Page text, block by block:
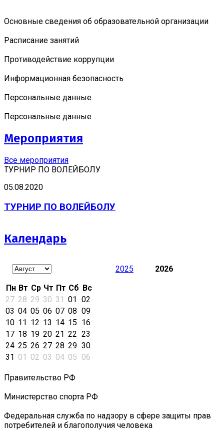
Основные сведения об образовательной организации
Расписание занятий
Противодействие коррупции
Информационная безопасность
Персональные данные
Персональные данные
Мероприятия
Все мероприятия
ТУРНИР ПО ВОЛЕЙБОЛУ
05.08.2020
ТУРНИР ПО ВОЛЕЙБОЛУ
Календарь
2025 2026
Пн Вт Ср Чт Пт Сб Вс
27 28 29 30 31 01
02
03 04 05 06 07 08 09
10 11 12 13 14 15 16
17 18 19 20 21 22 23
24 25 26 27 28 29 30
31 01 02 03 04 05 06
Правительство РФ
Министерство спорта РФ
Федеральная служба по надзору в сфере защиты прав
потребителей и благополучия человека